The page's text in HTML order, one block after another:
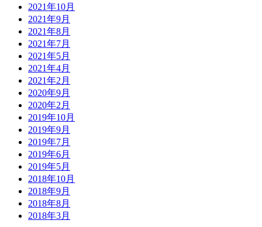
2021年10月
2021年9月
2021年8月
2021年7月
2021年5月
2021年4月
2021年2月
2020年9月
2020年2月
2019年10月
2019年9月
2019年7月
2019年6月
2019年5月
2018年10月
2018年9月
2018年8月
2018年3月